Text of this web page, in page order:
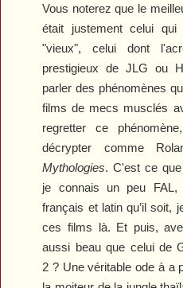
Vous noterez que le
était justement celui
"vieux", celui dont
prestigieux de JLG ou
parler des phénomènes
films de mecs musclés
regretter ce
décrypter comme
Mythologies. C'est ce
je connais un peu
français et latin qu’il soit,
ces films là. Et puis,
aussi beau que celui de
2 ? Une véritable ode à a